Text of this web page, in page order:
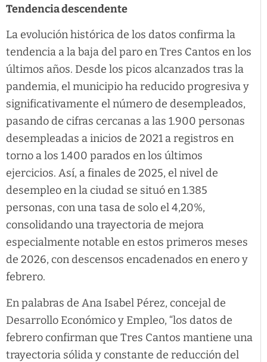
Tendencia descendente
La evolución histórica de los datos confirma la
tendencia a la baja del paro en Tres Cantos en los
últimos años. Desde los picos alcanzados tras la
pandemia, el municipio ha reducido progresiva y
significativamente el número de desempleados,
pasando de cifras cercanas a las 1.900 personas
desempleadas a inicios de 2021 a registros en
torno a los 1.400 parados en los últimos
ejercicios. Así, a finales de 2025, el nivel de
desempleo en la ciudad se situó en 1.385
personas, con una tasa de solo el 4,20%,
consolidando una trayectoria de mejora
especialmente notable en estos primeros meses
de 2026, con descensos encadenados en enero y
febrero.
En palabras de Ana Isabel Pérez, concejal de
Desarrollo Económico y Empleo, “los datos de
febrero confirman que Tres Cantos mantiene una
trayectoria sólida y constante de reducción del